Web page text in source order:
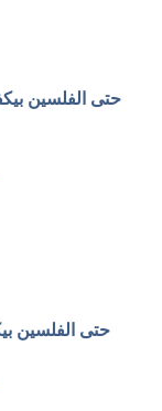
حتى الفلسين